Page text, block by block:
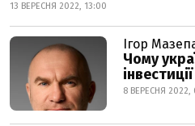
13 ВЕРЕСНЯ 2022, 13:00
Ігор
Чому
8 ВЕРЕСНЯ 2022,